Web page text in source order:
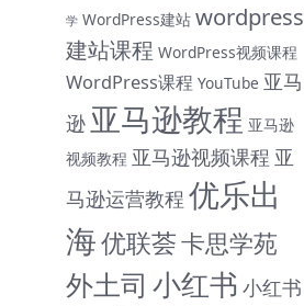
学 WordPress建站 wordpress
建站课程 WordPress视频课程
WordPress课程 YouTube 亚马
逊 亚马逊教程 亚马逊
视频教程 亚马逊视频课程 亚
马逊运营教程 优乐出
海优联荟卡思学苑
外土司 小红书 小红书